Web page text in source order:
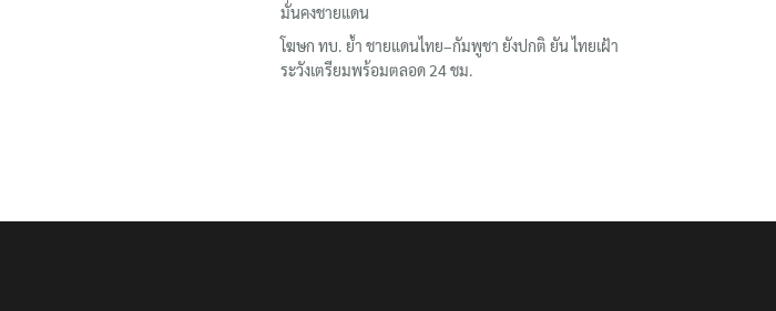
มั่นคงชายแดน
โฆษก ทบ. ย้ำ ชายแดนไทย–กัมพูชา ยังปกติ ยัน ไทยเฝ้า
ระวังเตรียมพร้อมตลอด 24 ชม.